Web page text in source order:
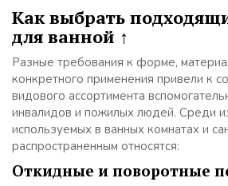
Как выбрать
для ванной ↑
Разные требования к форме,
конкретного применения привели к
видового ассортимента
инвалидов и пожилых людей. Среди
используемых в ванных комнатах и
распространенным относятся:
Откидные и поворотные